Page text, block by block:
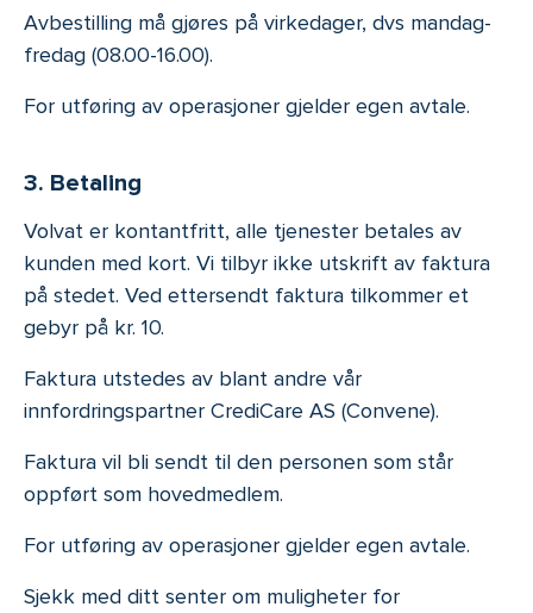
Avbestilling må gjøres på virkedager, dvs mandag-
fredag (08.00-16.00).
For utføring av operasjoner gjelder egen avtale.
3. Betaling
Volvat er kontantfritt, alle tjenester betales av
kunden med kort. Vi tilbyr ikke utskrift av faktura
på stedet. Ved ettersendt faktura tilkommer et
gebyr på kr. 10.
Faktura utstedes av blant andre vår
innfordringspartner CrediCare AS (Convene).
Faktura vil bli sendt til den personen som står
oppført som hovedmedlem.
For utføring av operasjoner gjelder egen avtale.
Sjekk med ditt senter om muligheter for